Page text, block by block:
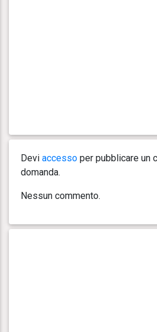
Devi accesso per pubblicare un
domanda.
Nessun commento.